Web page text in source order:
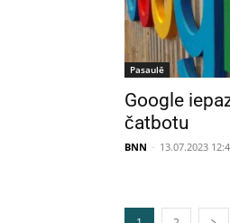
Pasaulē
Google
čatbotu
BNN - 13.07.2023